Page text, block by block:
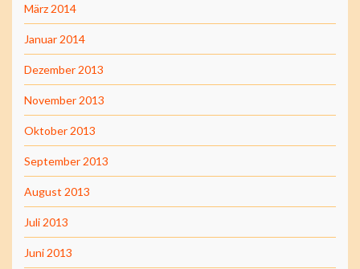
März 2014
Januar 2014
Dezember 2013
November 2013
Oktober 2013
September 2013
August 2013
Juli 2013
Juni 2013